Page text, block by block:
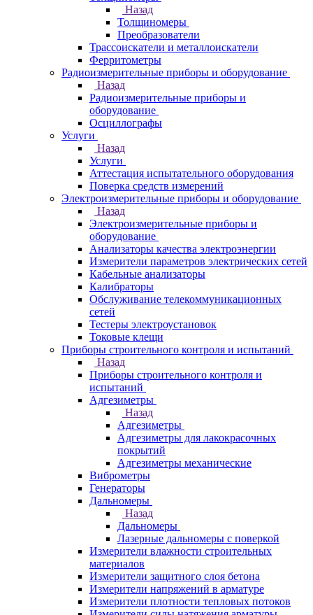
Назад
Толщиномеры
Преобразователи
Трассоискатели и металлоискатели
Ферритометры
Радиоизмерительные приборы и оборудование
Назад
Радиоизмерительные приборы и
оборудование
Осциллографы
Услуги
Назад
Услуги
Аттестация испытательного оборудования
Поверка средств измерений
Электроизмерительные приборы и оборудование
Назад
Электроизмерительные приборы и
оборудование
Анализаторы качества электроэнергии
Измерители параметров электрических сетей
Кабельные анализаторы
Калибраторы
Обслуживание телекоммуникационных
сетей
Тестеры электроустановок
Токовые клещи
Приборы строительного контроля и испытаний
Назад
Приборы строительного контроля и
испытаний
Адгезиметры
Назад
Адгезиметры
Адгезиметры для лакокрасочных
покрытий
Адгезиметры механические
Виброметры
Генераторы
Дальномеры
Назад
Дальномеры
Лазерные дальномеры с поверкой
Измерители влажности строительных
материалов
Измерители защитного слоя бетона
Измерители напряжений в арматуре
Измерители плотности тепловых потоков